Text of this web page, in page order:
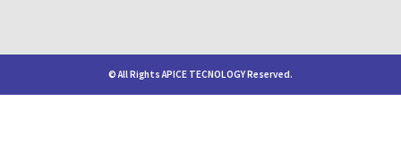
© All Rights APICE TECNOLOGY Reserved.